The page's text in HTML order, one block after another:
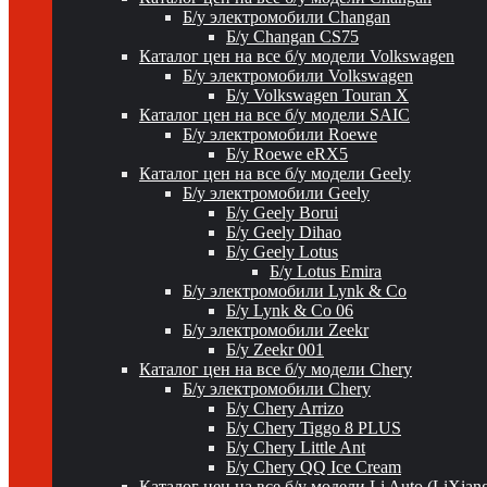
Б/у электромобили Changan
Б/у Changan CS75
Каталог цен на все б/у модели Volkswagen
Б/у электромобили Volkswagen
Б/у Volkswagen Touran X
Каталог цен на все б/у модели SAIC
Б/у электромобили Roewe
Б/у Roewe eRX5
Каталог цен на все б/у модели Geely
Б/у электромобили Geely
Б/у Geely Borui
Б/у Geely Dihao
Б/у Geely Lotus
Б/у Lotus Emira
Б/у электромобили Lynk & Co
Б/у Lynk & Co 06
Б/у электромобили Zeekr
Б/у Zeekr 001
Каталог цен на все б/у модели Chery
Б/у электромобили Chery
Б/у Chery Arrizo
Б/у Chery Tiggo 8 PLUS
Б/у Chery Little Ant
Б/у Chery QQ Ice Cream